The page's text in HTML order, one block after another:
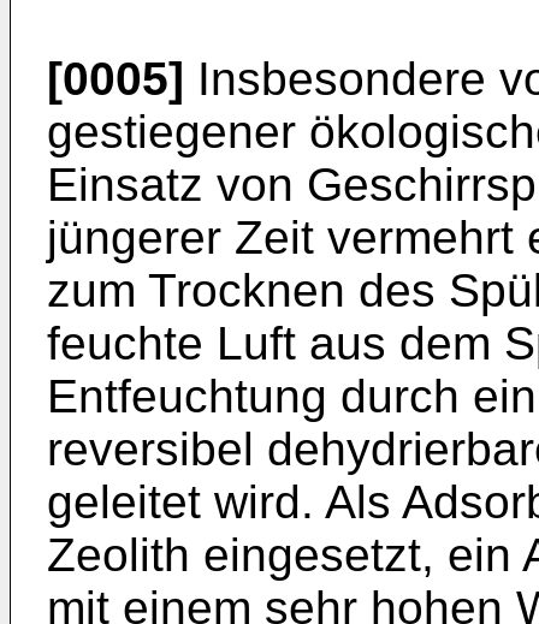
[0005] Insbesondere
gestiegener
Einsatz von
jüngerer Zeit vermehrt
zum Trocknen des
feuchte Luft aus dem
Entfeuchtung durch
reversibel
geleitet wird. Als
Zeolith eingesetzt, ein
mit einem sehr hohen